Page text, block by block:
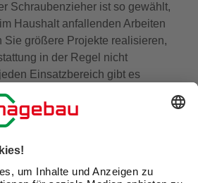
Schraubenzieher ist so gewählt,
Haushalt anfallenden Arbeiten
Sie größere Projekte realisieren,
in der Regel nicht
Einsatzbereich gibt es
zu kaufen.
wurden im Laufe